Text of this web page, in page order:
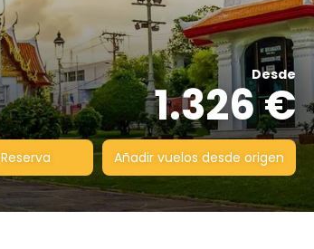
Desde
1.326 €
Reserva Añadir vuelos desde origen